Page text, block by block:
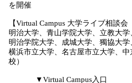
を開催
【Virtual Campus 大学ライブ相談
明治大学、青山学院大学、立教大学
明治学院大学、成城大学、獨協大学
横浜市立大学、名古屋市立大学、
校）
▼Virtual Campus入口